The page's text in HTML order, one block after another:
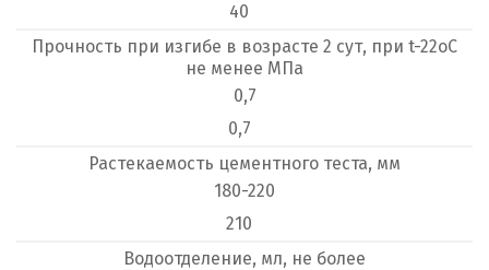
40
Прочность при изгибе в возрасте 2 сут, при t-22оС
не менее МПа
0,7
0,7
Растекаемость цементного теста, мм
180-220
210
Водоотделение, мл, не более